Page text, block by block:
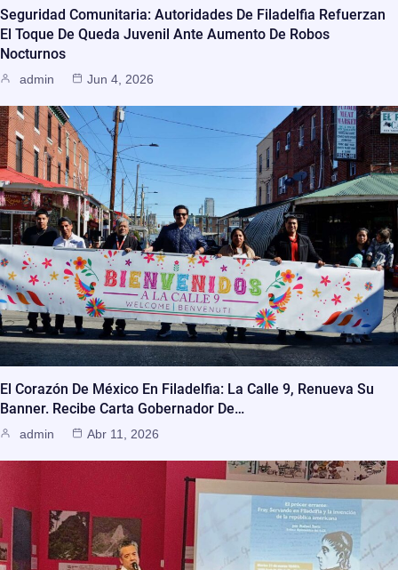
Seguridad Comunitaria: Autoridades De Filadelfia Refuerzan
El Toque De Queda Juvenil Ante Aumento De Robos
Nocturnos
admin Jun 4, 2026
El Corazón De México En Filadelfia: La Calle 9, Renueva Su
Banner. Recibe Carta Gobernador De…
admin Abr 11, 2026